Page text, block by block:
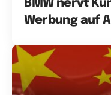
BMW nervt
Werbung auf